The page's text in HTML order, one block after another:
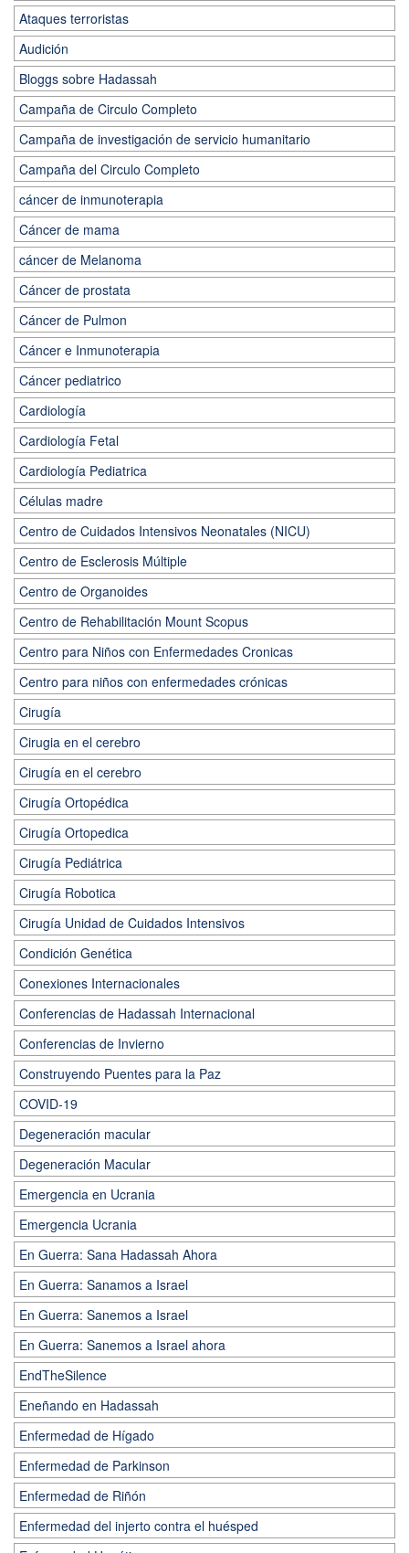
Ataques terroristas
Audición
Bloggs sobre Hadassah
Campaña de Circulo Completo
Campaña de investigación de servicio humanitario
Campaña del Circulo Completo
cáncer de inmunoterapia
Cáncer de mama
cáncer de Melanoma
Cáncer de prostata
Cáncer de Pulmon
Cáncer e Inmunoterapia
Cáncer pediatrico
Cardiología
Cardiología Fetal
Cardiología Pediatrica
Células madre
Centro de Cuidados Intensivos Neonatales (NICU)
Centro de Esclerosis Múltiple
Centro de Organoides
Centro de Rehabilitación Mount Scopus
Centro para Niños con Enfermedades Cronicas
Centro para niños con enfermedades crónicas
Cirugía
Cirugia en el cerebro
Cirugía en el cerebro
Cirugía Ortopédica
Cirugía Ortopedica
Cirugía Pediátrica
Cirugía Robotica
Cirugía Unidad de Cuidados Intensivos
Condición Genética
Conexiones Internacionales
Conferencias de Hadassah Internacional
Conferencias de Invierno
Construyendo Puentes para la Paz
COVID-19
Degeneración macular
Degeneración Macular
Emergencia en Ucrania
Emergencia Ucrania
En Guerra: Sana Hadassah Ahora
En Guerra: Sanamos a Israel
En Guerra: Sanemos a Israel
En Guerra: Sanemos a Israel ahora
EndTheSilence
Eneñando en Hadassah
Enfermedad de Hígado
Enfermedad de Parkinson
Enfermedad de Riñón
Enfermedad del injerto contra el huésped